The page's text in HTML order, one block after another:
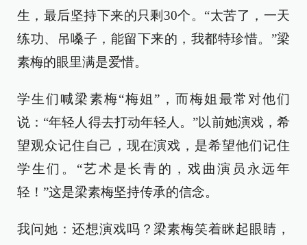
生，最后坚持下来的只剩30个。“太苦了，一天
练功、吊嗓子，能留下来的，我都特珍惜。”梁
素梅的眼里满是爱惜。
学生们喊梁素梅“梅姐”，而梅姐最常对他们
说：“年轻人得去打动年轻人。”以前她演戏，希
望观众记住自己，现在演戏，是希望他们记住
学生们。“艺术是长青的，戏曲演员永远年
轻！”这是梁素梅坚持传承的信念。
我问她：还想演戏吗？梁素梅笑着眯起眼睛，